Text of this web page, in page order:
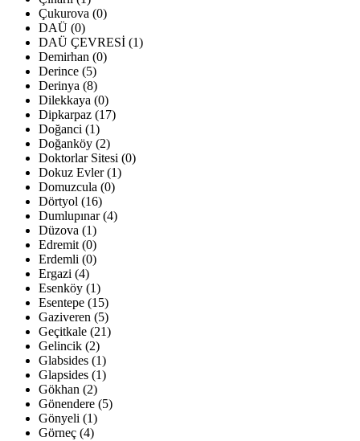
Çukurova (0)
DAÜ (0)
DAÜ ÇEVRESİ (1)
Demirhan (0)
Derince (5)
Derinya (8)
Dilekkaya (0)
Dipkarpaz (17)
Doğanci (1)
Doğanköy (2)
Doktorlar Sitesi (0)
Dokuz Evler (1)
Domuzcula (0)
Dörtyol (16)
Dumlupınar (4)
Düzova (1)
Edremit (0)
Erdemli (0)
Ergazi (4)
Esenköy (1)
Esentepe (15)
Gaziveren (5)
Geçitkale (21)
Gelincik (2)
Glabsides (1)
Glapsides (1)
Gökhan (2)
Gönendere (5)
Gönyeli (1)
Görneç (4)